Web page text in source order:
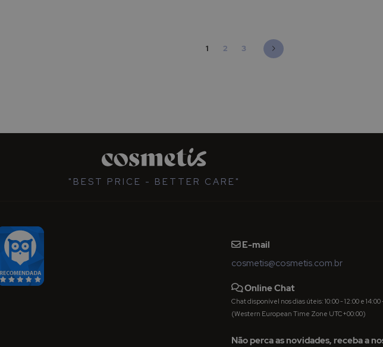
Página
Está de momento a ler a página
1 Página
2 Página
3 Página
Seguinte
"BEST PRICE - BETTER CARE"
E-mail
cosmetis@cosmetis.com.br
Online Chat
Chat disponível nos dias úteis: 10:00 - 12:00 e 14:00
(Western European Time Zone UTC+00:00)
Não perca as novidades, receba a